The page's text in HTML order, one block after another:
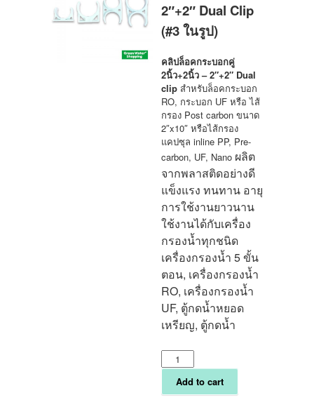
2″+2″ Dual Clip
(#3 ในรูป)
คลิปล็อคกระบอกคู่
2นิ้ว+2นิ้ว – 2″+2″ Dual
clip สำหรับล็อคกระบอก
RO, กระบอก UF หรือ ไส้
กรอง Post carbon ขนาด
2″x10″ หรือไส้กรอง
แคปซุล inline PP, Pre-
carbon, UF, Nano ผลิต
จากพลาสติดอย่างดี
แข็งแรง ทนทาน อายุ
การใช้งานยาวนาน
ใช้งานได้กับเครื่อง
กรองน้ำทุกชนิด
เครื่องกรองน้ำ 5 ขั้น
ตอน, เครื่องกรองน้ำ
RO, เครื่องกรองน้ำ
UF, ตู้กดน้ำหยอด
เหรียญ, ตู้กดน้ำ
คลิป
ล็อค
กระบอก
คู่
Add to cart